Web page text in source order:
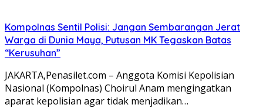
Kompolnas Sentil Polisi: Jangan Sembarangan Jerat
Warga di Dunia Maya, Putusan MK Tegaskan Batas
“Kerusuhan”
JAKARTA,Penasilet.com – Anggota Komisi Kepolisian
Nasional (Kompolnas) Choirul Anam mengingatkan
aparat kepolisian agar tidak menjadikan…